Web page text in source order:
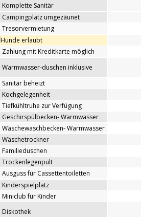
Komplette Sanitär
Campingplatz umgezäunet
Tresorvermietung
Hunde erlaubt
Zahlung mit Kreditkarte möglich
Warmwasser-duschen inklusive
Sanitär beheizt
Kochgelegenheit
Tiefkühltruhe zur Verfügung
Geschirspülbecken- Warmwasser
Wäschewaschbecken- Warmwasser
Wäschetrockner
Familieduschen
Trockenlegenpult
Ausguss für Cassettentoiletten
Kinderspielplatz
Miniclub für Kinder
Diskothek